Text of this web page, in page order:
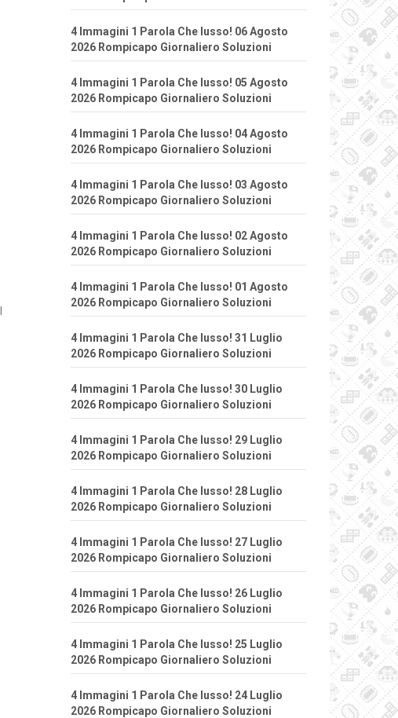
4 Immagini 1 Parola Che lusso! 06 Agosto
2026 Rompicapo Giornaliero Soluzioni
4 Immagini 1 Parola Che lusso! 05 Agosto
2026 Rompicapo Giornaliero Soluzioni
4 Immagini 1 Parola Che lusso! 04 Agosto
2026 Rompicapo Giornaliero Soluzioni
4 Immagini 1 Parola Che lusso! 03 Agosto
2026 Rompicapo Giornaliero Soluzioni
4 Immagini 1 Parola Che lusso! 02 Agosto
2026 Rompicapo Giornaliero Soluzioni
4 Immagini 1 Parola Che lusso! 01 Agosto
2026 Rompicapo Giornaliero Soluzioni
4 Immagini 1 Parola Che lusso! 31 Luglio
2026 Rompicapo Giornaliero Soluzioni
4 Immagini 1 Parola Che lusso! 30 Luglio
2026 Rompicapo Giornaliero Soluzioni
4 Immagini 1 Parola Che lusso! 29 Luglio
2026 Rompicapo Giornaliero Soluzioni
4 Immagini 1 Parola Che lusso! 28 Luglio
2026 Rompicapo Giornaliero Soluzioni
4 Immagini 1 Parola Che lusso! 27 Luglio
2026 Rompicapo Giornaliero Soluzioni
4 Immagini 1 Parola Che lusso! 26 Luglio
2026 Rompicapo Giornaliero Soluzioni
4 Immagini 1 Parola Che lusso! 25 Luglio
2026 Rompicapo Giornaliero Soluzioni
4 Immagini 1 Parola Che lusso! 24 Luglio
2026 Rompicapo Giornaliero Soluzioni